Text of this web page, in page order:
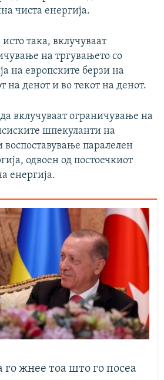
чиста енергија.
така, вклучуваат
на тргувањето со
на европските берзи на
на денот и во текот на денот.
вклучуваат ограничување на
шпекуланти на
воспоставување паралелен
одвоен од постоечкиот
енергија.
го жнее тоа што го посеа